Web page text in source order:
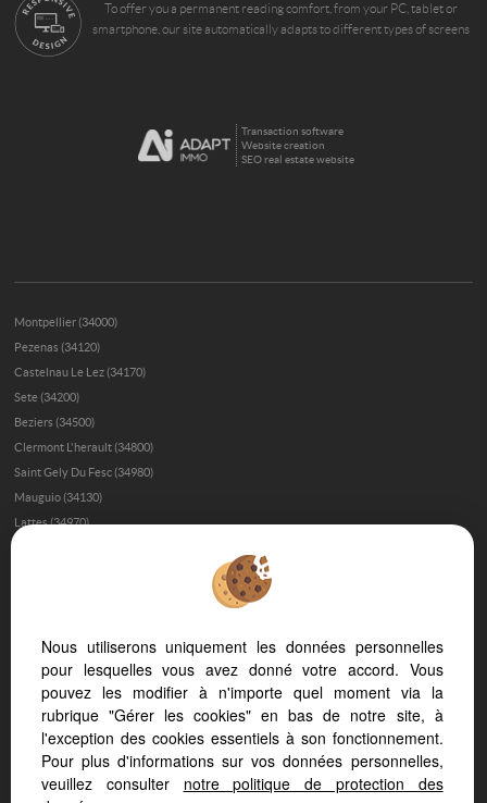
To offer you a permanent reading comfort, from your PC, tablet or
smartphone, our site automatically adapts to different types of screens
Transaction software
Website creation
SEO real estate website
Montpellier (34000)
Pezenas (34120)
Castelnau Le Lez (34170)
Sete (34200)
Beziers (34500)
Clermont L'herault (34800)
Saint Gely Du Fesc (34980)
Mauguio (34130)
Lattes (34970)
Baillargues (34670)
Saint Clement De Riviere (34980)
Palavas Les Flots (34250)
Aigues Mortes (30220)
Narbonne (11100)
Lodeve (34700)
Nous utiliserons uniquement les données personnelles
pour lesquelles vous avez donné votre accord. Vous
pouvez les modifier à n'importe quel moment via la
rubrique "Gérer les cookies" en bas de notre site, à
l'exception des cookies essentiels à son fonctionnement.
Pour plus d'informations sur vos données personnelles,
veuillez consulter notre politique de protection des